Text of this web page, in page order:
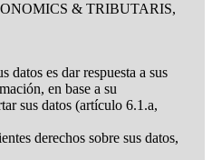
& TRIBUTARIS,
datos es dar respuesta a sus
en base a su
sus datos (artículo 6.1.a,
derechos sobre sus datos,